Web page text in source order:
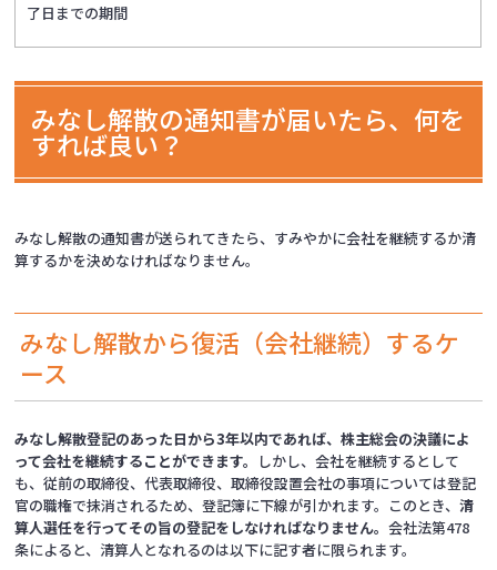
了日までの期間
みなし解散の通知書が届いたら、何を
すれば良い？
みなし解散の通知書が送られてきたら、すみやかに会社を継続するか清
算するかを決めなければなりません。
みなし解散から復活（会社継続）するケ
ース
みなし解散登記のあった日から3年以内であれば、株主総会の決議によ
って会社を継続することができます。
しかし、会社を継続するとして
も、従前の取締役、代表取締役、取締役設置会社の事項については登記
官の職権で抹消されるため、登記簿に下線が引かれます。このとき、清
算人選任を行ってその旨の登記をしなければなりません。会社法第478
条によると、清算人となれるのは以下に記す者に限られます。